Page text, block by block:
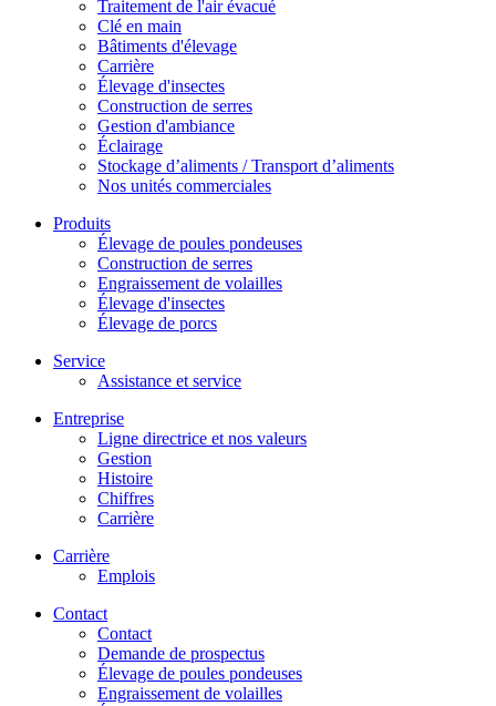
Traitement de l'air évacué
Clé en main
Bâtiments d'élevage
Carrière
Élevage d'insectes
Construction de serres
Gestion d'ambiance
Éclairage
Stockage d’aliments / Transport d’aliments
Nos unités commerciales
Produits
Élevage de poules pondeuses
Construction de serres
Engraissement de volailles
Élevage d'insectes
Élevage de porcs
Service
Assistance et service
Entreprise
Ligne directrice et nos valeurs
Gestion
Histoire
Chiffres
Carrière
Carrière
Emplois
Contact
Contact
Demande de prospectus
Élevage de poules pondeuses
Engraissement de volailles